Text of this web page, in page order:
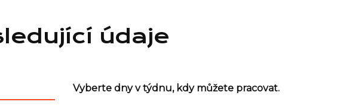
údaje
Vyberte dny v týdnu, kdy můžete pracovat.